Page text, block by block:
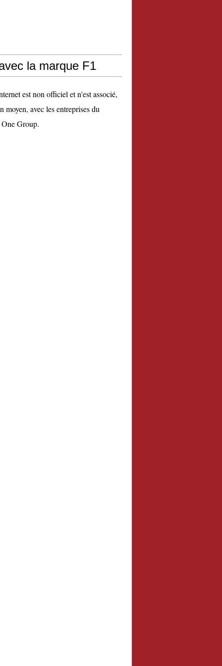
la marque F1
est non officiel et n'est associé,
moyen, avec les entreprises du
Group.